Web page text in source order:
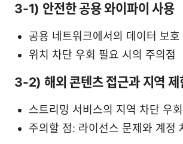
3-1) 안전한 공용 와이파이 사용
공용 네트워크에서의 데이터 보호
위치 차단 우회 필요 시의 주의점
3-2) 해외 콘텐츠 접근과 지역 제
스트리밍 서비스의 지역 차단 우회
주의할 점: 라이선스 문제와 계정